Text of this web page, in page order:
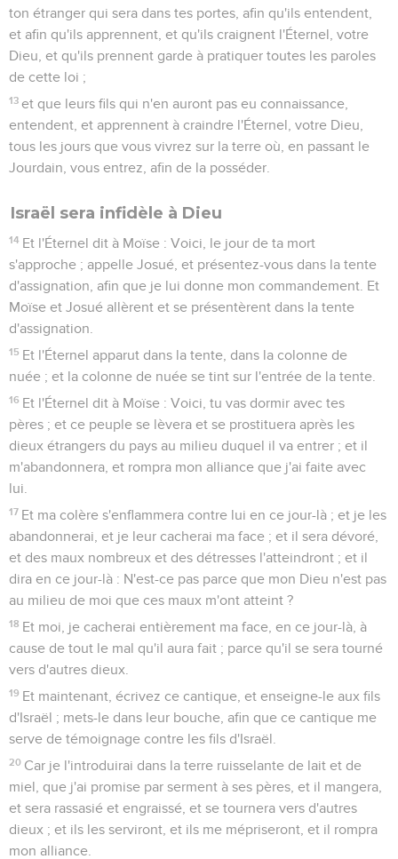
ton étranger qui sera dans tes portes, afin qu'ils entendent,
et afin qu'ils apprennent, et qu'ils craignent l'Éternel, votre
Dieu, et qu'ils prennent garde à pratiquer toutes les paroles
de cette loi ;
13 et que leurs fils qui n'en auront pas eu connaissance,
entendent, et apprennent à craindre l'Éternel, votre Dieu,
tous les jours que vous vivrez sur la terre où, en passant le
Jourdain, vous entrez, afin de la posséder.
Israël sera infidèle à Dieu
14 Et l'Éternel dit à Moïse : Voici, le jour de ta mort
s'approche ; appelle Josué, et présentez-vous dans la tente
d'assignation, afin que je lui donne mon commandement. Et
Moïse et Josué allèrent et se présentèrent dans la tente
d'assignation.
15 Et l'Éternel apparut dans la tente, dans la colonne de
nuée ; et la colonne de nuée se tint sur l'entrée de la tente.
16 Et l'Éternel dit à Moïse : Voici, tu vas dormir avec tes
pères ; et ce peuple se lèvera et se prostituera après les
dieux étrangers du pays au milieu duquel il va entrer ; et il
m'abandonnera, et rompra mon alliance que j'ai faite avec
lui.
17 Et ma colère s'enflammera contre lui en ce jour-là ; et je les
abandonnerai, et je leur cacherai ma face ; et il sera dévoré,
et des maux nombreux et des détresses l'atteindront ; et il
dira en ce jour-là : N'est-ce pas parce que mon Dieu n'est pas
au milieu de moi que ces maux m'ont atteint ?
18 Et moi, je cacherai entièrement ma face, en ce jour-là, à
cause de tout le mal qu'il aura fait ; parce qu'il se sera tourné
vers d'autres dieux.
19 Et maintenant, écrivez ce cantique, et enseigne-le aux fils
d'Israël ; mets-le dans leur bouche, afin que ce cantique me
serve de témoignage contre les fils d'Israël.
20 Car je l'introduirai dans la terre ruisselante de lait et de
miel, que j'ai promise par serment à ses pères, et il mangera,
et sera rassasié et engraissé, et se tournera vers d'autres
dieux ; et ils les serviront, et ils me mépriseront, et il rompra
mon alliance.